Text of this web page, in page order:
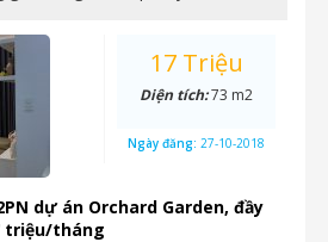
dự án Orchard Garden, đầy
triệu/tháng
17 Triệu
Diện tích:73 m2
Ngày đăng: 27-10-2018